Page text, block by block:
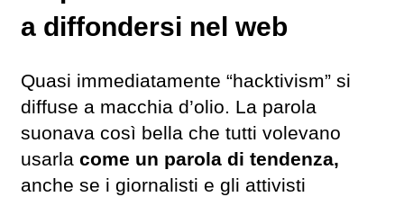
a diffondersi nel web
Quasi immediatamente “hacktivism” si
diffuse a macchia d’olio. La parola
suonava così bella che tutti volevano
usarla come un parola di tendenza,
anche se i giornalisti e gli attivisti